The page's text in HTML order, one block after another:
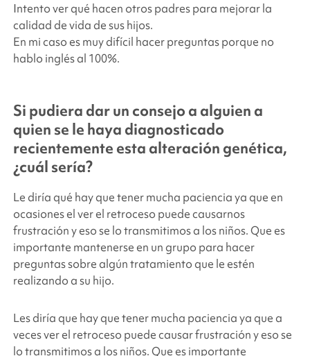
Intento ver qué hacen otros padres para mejorar la
calidad de vida de sus hijos.
En mi caso es muy difícil hacer preguntas porque no
hablo inglés al 100%.
Si pudiera dar un consejo a alguien a
quien se le haya diagnosticado
recientemente esta alteración genética,
¿cuál sería?
Le diría qué hay que tener mucha paciencia ya que en
ocasiones el ver el retroceso puede causarnos
frustración y eso se lo transmitimos a los niños. Que es
importante mantenerse en un grupo para hacer
preguntas sobre algún tratamiento que le estén
realizando a su hijo.
Les diría que hay que tener mucha paciencia ya que a
veces ver el retroceso puede causar frustración y eso se
lo transmitimos a los niños. Que es importante